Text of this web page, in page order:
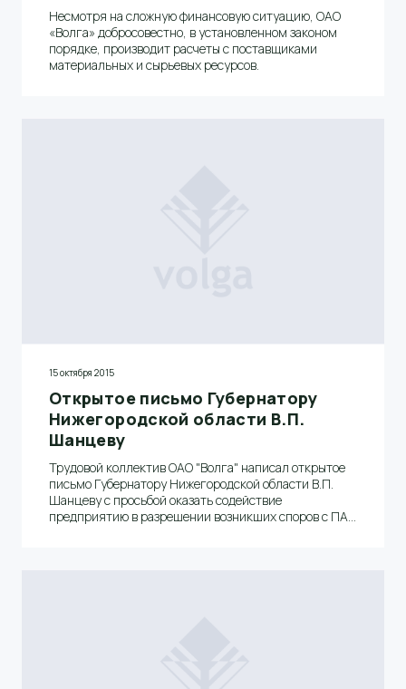
Несмотря на сложную финансовую ситуацию, ОАО
«Волга» добросовестно, в установленном законом
порядке, производит расчеты с поставщиками
материальных и сырьевых ресурсов.
15 октября 2015
Открытое письмо Губернатору
Нижегородской области В.П.
Шанцеву
Трудовой коллектив ОАО "Волга" написал открытое
письмо Губернатору Нижегородской области В.П.
Шанцеву с просьбой оказать содействие
предприятию в разрешении возникших споров с ПАО